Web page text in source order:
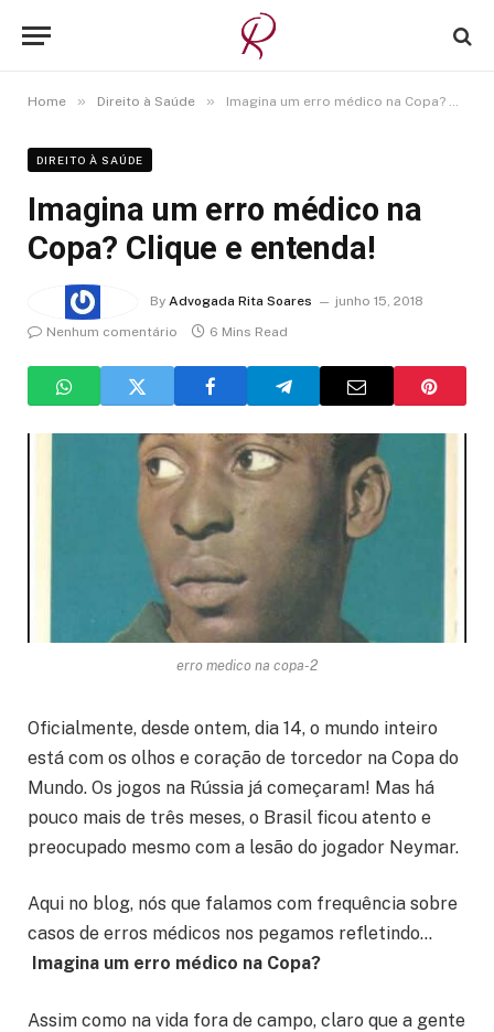
Home » Direito à Saúde » Imagina um erro médico na Copa? Clique e entenda!
DIREITO À SAÚDE
Imagina um erro médico na
Copa? Clique e entenda!
By Advogada Rita Soares
junho 15, 2018
Nenhum comentário
6 Mins Read
erro medico na copa-2
Oficialmente, desde ontem, dia 14, o mundo inteiro
está com os olhos e coração de torcedor na Copa do
Mundo. Os jogos na Rússia já começaram! Mas há
pouco mais de três meses, o Brasil ficou atento e
preocupado mesmo com a lesão do jogador Neymar.
Aqui no blog, nós que falamos com frequência sobre
casos de erros médicos nos pegamos refletindo…
Imagina um erro médico na Copa?
Assim como na vida fora de campo, claro que a gente